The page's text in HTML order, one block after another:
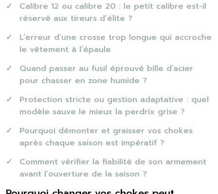
Calibre 12 ou calibre 20 : le petit calibre est-il
réservé aux tireurs d’élite ?
L’erreur d’une crosse trop longue qui accroche
le vêtement à l’épaule
Quand passer au fusil éprouvé bille d’acier
pour chasser en zone humide ?
Protection stricte ou gestion adaptative : quel
modèle sauve le mieux la perdrix grise ?
Pourquoi démonter et graisser vos chokes
après chaque saison est impératif ?
Comment vérifier la fiabilité de son armement
avant l’ouverture de la saison ?